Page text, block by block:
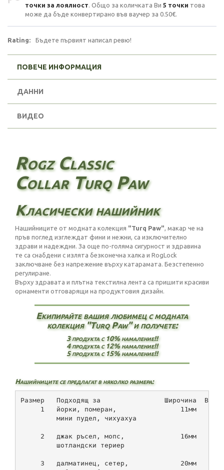
точки за лоялност. Общо за количката Ви 5 точки това
може да бъде конвертирано във ваучер за 0.50€.
Rating: Бъдете първият написал ревю!
ПОВЕЧЕ ИНФОРМАЦИЯ
ДАННИ
ВИДЕО
Rogz Classic
Collar Turq Paw
Класически нашийник
Нашийниците от модната колекция "Turq Paw", макар че на
пръв поглед изглеждат фини и нежни, са изключително
здрави и надеждни. За още по-голяма сигурност и здравина
те са снабдени с излята безконечна халка и RogLock
заключване без напрежение върху катарамата. Безстепенно
регулиране.
Върху здравата и плътна текстилна лента са пришити красиви
орнаменти отговарящи на продуктовия дизайн.
Екипирайте вашия любимец с модната
колекция "Turq Paw" и получете:
3 продукта с 10% намаление!!
4 продукта с 12% намаление!!
5 продукта с 15% намаление!!
Нашийниците се предлагат в няколко размера:
Размер   Подходящ за                Широчина
1   йорки, померан,                11мм
         мини пудел, чихуахуа
2   джак ръсел, мопс,              16мм
         шотландски териер
3   далматинец, сетер,             20мм